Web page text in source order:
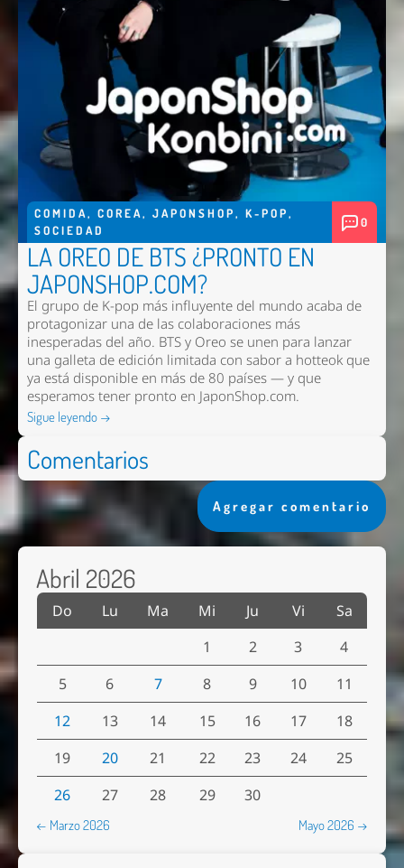
COMIDA, COREA, JAPONSHOP, K-POP,
SOCIEDAD
0
LA OREO DE BTS ¿PRONTO EN
JAPONSHOP.COM?
El grupo de K-pop más influyente del mundo acaba de
protagonizar una de las colaboraciones más
inesperadas del año. BTS y Oreo se unen para lanzar
una galleta de edición limitada con sabor a hotteok que
ya está disponible en más de 80 países — y que
esperamos tener pronto en JaponShop.com.
Sigue leyendo →
Comentarios
Agregar comentario
Abril 2026
Do Lu Ma Mi Ju Vi
Sa
1
2 3
4
5
6 7 8 9 10
11
12
13 14 15 16 17
18
19
20 21 22 23 24
25
26
27 28 29 30
← Marzo 2026 Mayo 2026 →